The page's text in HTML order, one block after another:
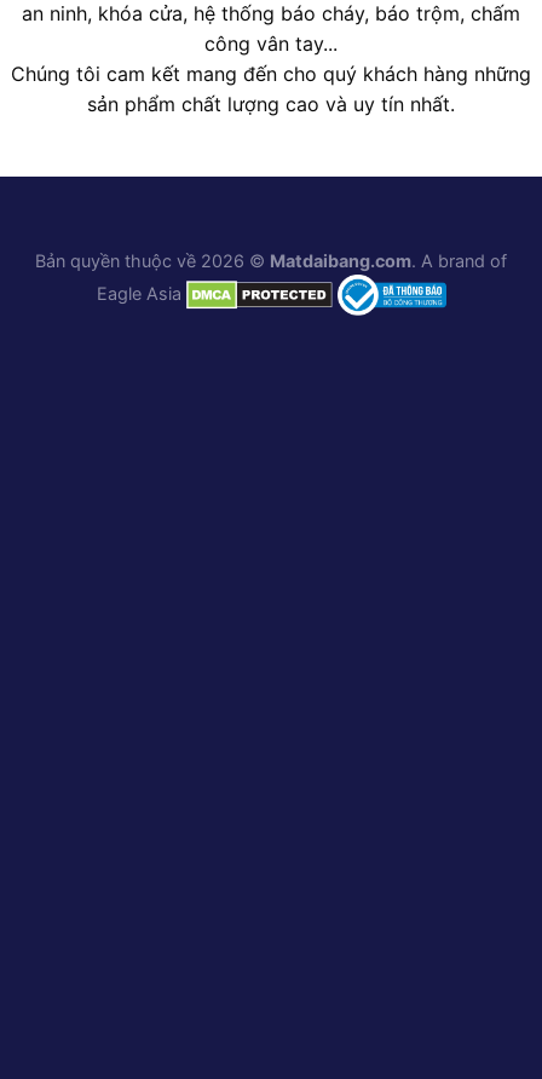
an ninh, khóa cửa, hệ thống báo cháy, báo trộm, chấm
công vân tay...
Chúng tôi cam kết mang đến cho quý khách hàng những
sản phẩm chất lượng cao và uy tín nhất.
Bản quyền thuộc về 2026 © Matdaibang.com. A brand of
Eagle Asia